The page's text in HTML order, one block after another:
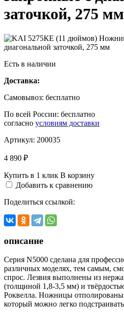
заточкой, 275 мм
Есть в наличии
Доставка:
Самовывоз: бесплатно
По всей России: бесплатно
согласно условиям доставки
Артикул: 200035
4 890 ₽
Купить в 1 клик В корзину
Добавить к сравнению
Поделиться ссылкой:
описание
Серия N5000 сделана для
различных моделях, тем самым,
спрос. Лезвия выполнены из
(толщиной 1,8-3,5 мм) и
Роквелла. Ножницы
который можно легко